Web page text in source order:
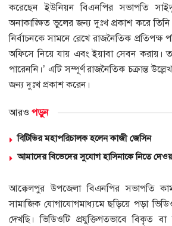
করেছেন ইউনিয়ন বিএনপির সভাপতি
অনাকাঙ্ক্ষিত ভুলের জন্য দুঃখ প্রকাশ করে
নির্বাচনকে সামনে রেখে রাজনৈতিক প্রতিপক্ষ
অফিসে নিয়ে যায় এবং ইয়াবা সেবন করায়।
পারেননি।’ এটি সম্পূর্ণ রাজনৈতিক চক্রান্ত
জন্য দুঃখ প্রকাশ করেন।
আরও পড়ুন
বিটিভির মহাপরিচালক হলেন কাজী জেসিন
আমাদের বিভেদের সুযোগ হাসিনাকে নিতে
আক্কেলপুর উপজেলা বিএনপির সভাপতি
সামাজিক যোগাযোগমাধ্যমে ছড়িয়ে পড়া
দেখছি। ভিডিওটি প্রযুক্তিগতভাবে বিকৃত বা